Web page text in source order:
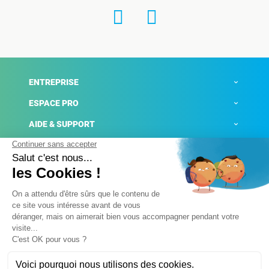
ENTREPRISE
ESPACE PRO
AIDE & SUPPORT
ACTUALITÉS
Mentions légales